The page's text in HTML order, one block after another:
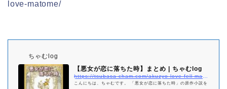
love-matome/
ちゃむlog
【悪女が恋に落ちた時】まとめ | ちゃむlog
こんにちは、ちゃむです。 「悪女が恋に落ちた時」の原作小説を